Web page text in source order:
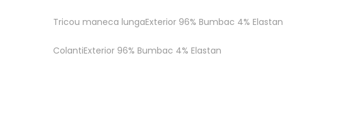
Tricou maneca lungaExterior 96% Bumbac 4% Elastan
ColantiExterior 96% Bumbac 4% Elastan